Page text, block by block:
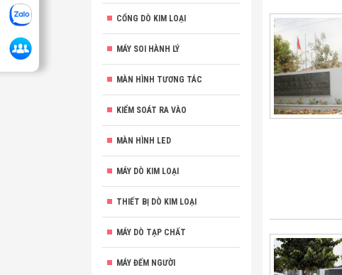
CỔNG DÒ KIM LOẠI
MÁY SOI HÀNH LÝ
MÀN HÌNH TƯƠNG TÁC
KIỂM SOÁT RA VÀO
MÀN HÌNH LED
MÁY DÒ KIM LOẠI
THIẾT BỊ DÒ KIM LOẠI
MÁY DÒ TẠP CHẤT
MÁY ĐẾM NGƯỜI